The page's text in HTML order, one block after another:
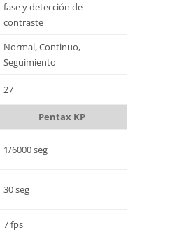
fase y detección de
contraste
Normal, Continuo,
Seguimiento
27
Pentax KP
1/6000 seg
30 seg
7 fps